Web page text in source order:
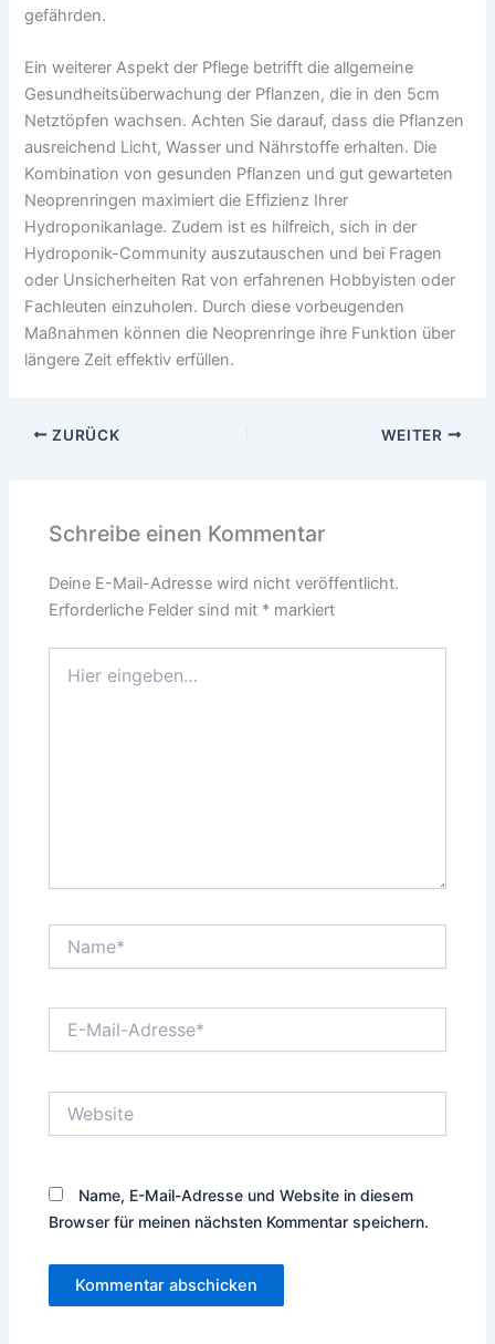
gefährden.
Ein weiterer Aspekt der Pflege betrifft die allgemeine
Gesundheitsüberwachung der Pflanzen, die in den 5cm
Netztöpfen wachsen. Achten Sie darauf, dass die Pflanzen
ausreichend Licht, Wasser und Nährstoffe erhalten. Die
Kombination von gesunden Pflanzen und gut gewarteten
Neoprenringen maximiert die Effizienz Ihrer
Hydroponikanlage. Zudem ist es hilfreich, sich in der
Hydroponik-Community auszutauschen und bei Fragen
oder Unsicherheiten Rat von erfahrenen Hobbyisten oder
Fachleuten einzuholen. Durch diese vorbeugenden
Maßnahmen können die Neoprenringe ihre Funktion über
längere Zeit effektiv erfüllen.
ZURÜCK WEITER
Schreibe einen Kommentar
Deine E-Mail-Adresse wird nicht veröffentlicht.
Erforderliche Felder sind mit * markiert
eingeben…
Mail-
Name, E-Mail-Adresse und Website in diesem
Browser für meinen nächsten Kommentar speichern.